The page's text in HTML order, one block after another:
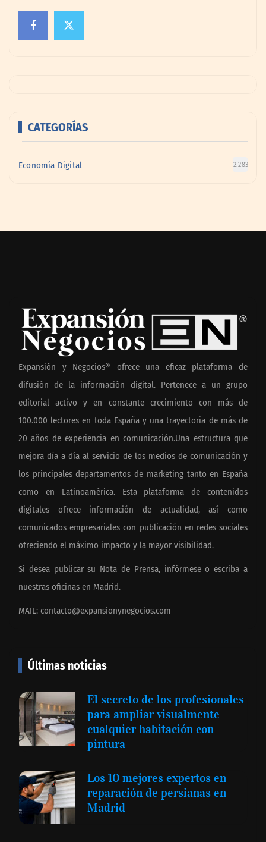
CATEGORÍAS
Economía Digital 2.283
Expansión y Negocios® ofrece una eficaz plataforma de
difusión de la información digital. Pertenece a un grupo
editorial activo y en constante crecimiento con más de
100.000 lectores en toda España y una trayectoria de más de
20 años de experiencia en comunicación.Una estructura que
mejora día a día al servicio de los medios de comunicación y
los principales departamentos de marketing tanto en España
como en Latinoamérica. Esta plataforma de contenidos
digitales ofrece información de actualidad, así como
comunicados empresariales con publicación en redes sociales
ofreciendo el máximo impacto y la mayor visibilidad.
Si desea publicar su Nota de Prensa, infórmese o escriba a
nuestras oficinas en Madrid.
MAIL: contacto@expansionynegocios.com
Últimas noticias
El secreto de los profesionales
para ampliar visualmente
cualquier habitación con
pintura
Los 10 mejores expertos en
reparación de persianas en
Madrid